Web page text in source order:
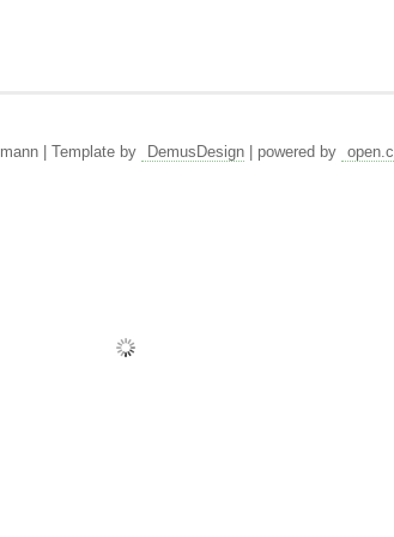
| Template by DemusDesign| powered by